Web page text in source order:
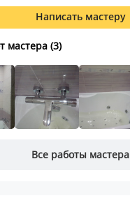
Написать мастеру
мастера (3)
Все работы мастера